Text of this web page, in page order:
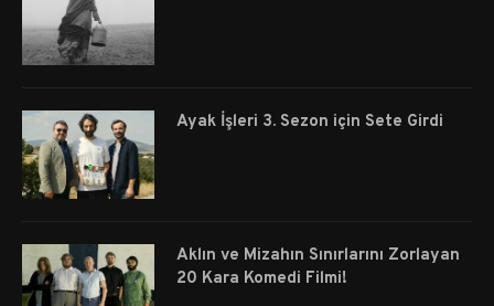
Ayak İşleri 3. Sezon için Sete Girdi
Aklın ve Mizahın Sınırlarını Zorlayan
20 Kara Komedi Filmi!